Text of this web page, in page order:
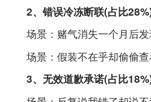
2、错误冷冻断联(占比
场景：赌气消失一个月后发
场景：假装不在乎却偷偷查
3、无效道歉承诺(占比